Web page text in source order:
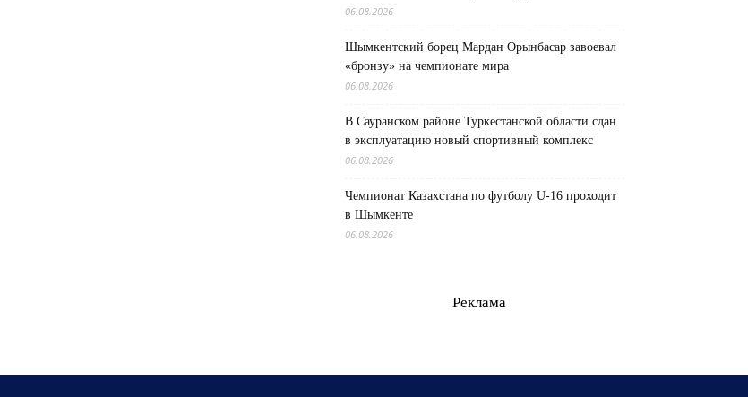
06.08.2026
Шымкентский борец Мардан Орынбасар завоевал
«бронзу» на чемпионате мира
06.08.2026
В Сауранском районе Туркестанской области сдан
в эксплуатацию новый спортивный комплекс
06.08.2026
Чемпионат Казахстана по футболу U-16 проходит
в Шымкенте
06.08.2026
Реклама